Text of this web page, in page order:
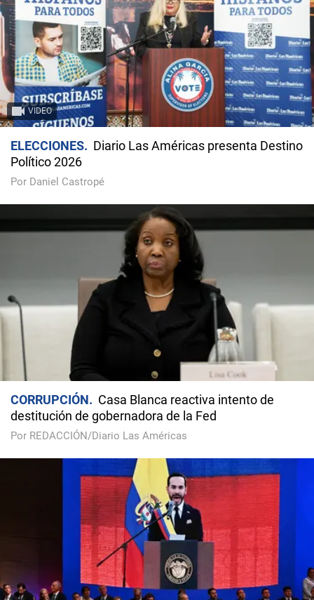
VIDEO
ELECCIONES
Diario Las Américas presenta Destino
Político 2026
Por Daniel Castropé
CORRUPCIÓN
Casa Blanca reactiva intento de
destitución de gobernadora de la Fed
Por REDACCIÓN/Diario Las Américas